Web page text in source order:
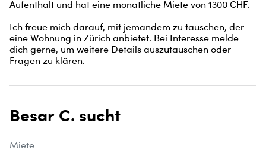
Aufenthalt und hat eine monatliche Miete von 1300 CHF.
Ich freue mich darauf, mit jemandem zu tauschen, der
eine Wohnung in Zürich anbietet. Bei Interesse melde
dich gerne, um weitere Details auszutauschen oder
Fragen zu klären.
Besar C. sucht
Miete